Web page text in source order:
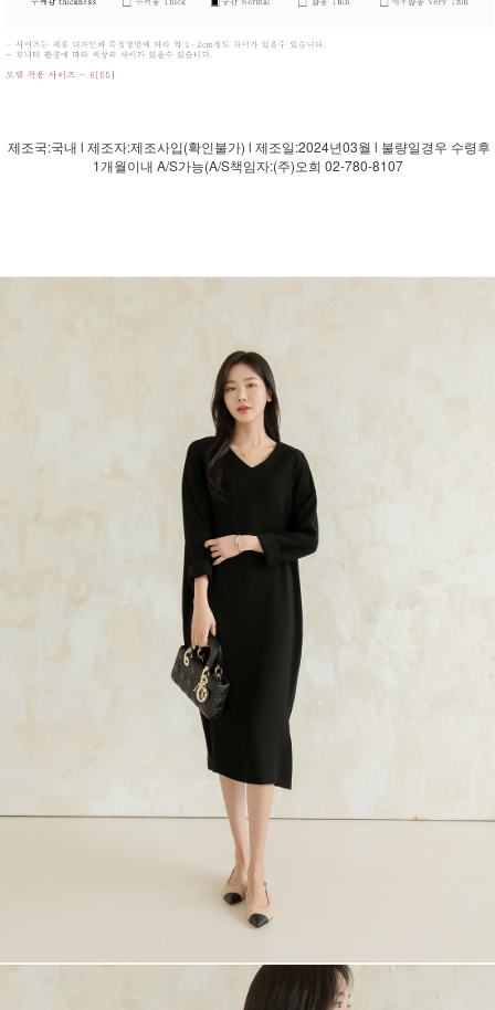
제조국:국내 l 제조자:제조사입(확인불가) l 제조일:2024년03월 l 불량일경우 수령후
1개월이내 A/S가능(A/S책임자:(주)오희 02-780-8107